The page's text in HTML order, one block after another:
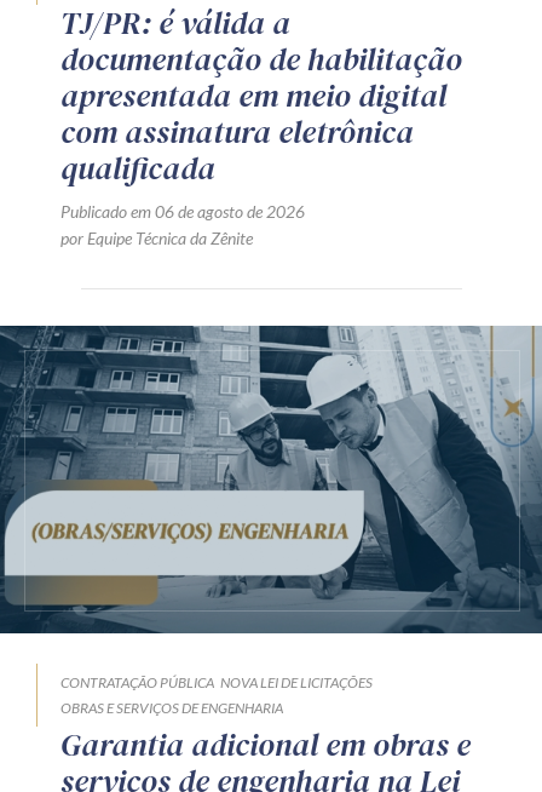
TJ/PR: é válida a
documentação de habilitação
apresentada em meio digital
com assinatura eletrônica
qualificada
Publicado em 06 de agosto de 2026
por Equipe Técnica da Zênite
CONTRATAÇÃO PÚBLICA NOVA LEI DE LICITAÇÕES
OBRAS E SERVIÇOS DE ENGENHARIA
Garantia adicional em obras e
serviços de engenharia na Lei